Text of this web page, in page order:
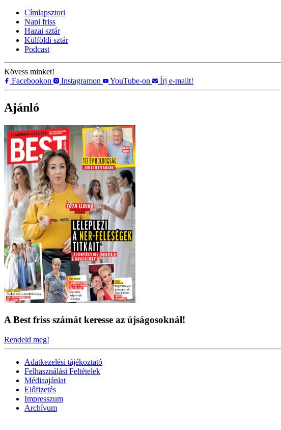
Címlapsztori
Napi friss
Hazai sztár
Külföldi sztár
Podcast
Kövess minket!
Facebookon
Instagramon YouTube-on Írj e-mailt!
Ajánló
A Best friss számát keresse az újságosoknál!
Rendeld meg!
Adatkezelési tájékoztató
Felhasználási Feltételek
Médiaajánlat
Előfizetés
Impresszum
Archívum